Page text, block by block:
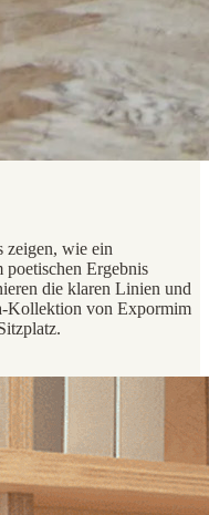
zeigen, wie ein
poetischen Ergebnis
die klaren Linien und
Kollektion von Expormim